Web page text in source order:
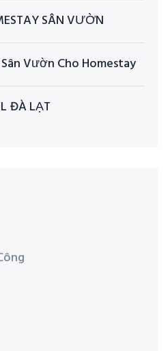
SÂN VƯỜN
Vườn Cho Homestay
ĐÀ LẠT